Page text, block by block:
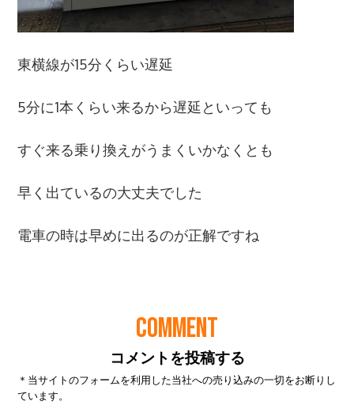
COMMENT
コメントを投稿する
＊当サイトのフォームを利用した当社への売り込みの一切をお断りし
ています。